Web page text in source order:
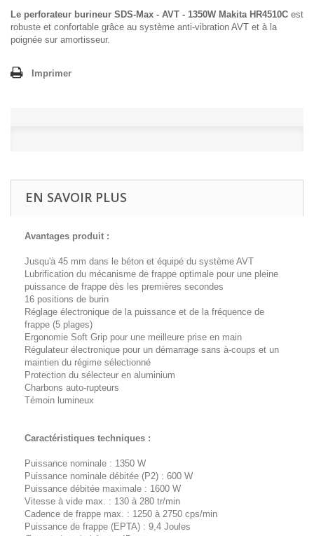
Le perforateur burineur SDS-Max - AVT - 1350W Makita HR4510C est
robuste et confortable grâce au système anti-vibration AVT et à la
poignée sur amortisseur.
Imprimer
EN SAVOIR PLUS
Avantages produit :
Jusqu'à 45 mm dans le béton et équipé du système AVT
Lubrification du mécanisme de frappe optimale pour une pleine
puissance de frappe dès les premières secondes
16 positions de burin
Réglage électronique de la puissance et de la fréquence de
frappe (5 plages)
Ergonomie Soft Grip pour une meilleure prise en main
Régulateur électronique pour un démarrage sans à-coups et un
maintien du régime sélectionné
Protection du sélecteur en aluminium
Charbons auto-rupteurs
Témoin lumineux
Caractéristiques techniques :
Puissance nominale : 1350 W
Puissance nominale débitée (P2) : 600 W
Puissance débitée maximale : 1600 W
Vitesse à vide max. : 130 à 280 tr/min
Cadence de frappe max. : 1250 à 2750 cps/min
Puissance de frappe (EPTA) : 9,4 Joules